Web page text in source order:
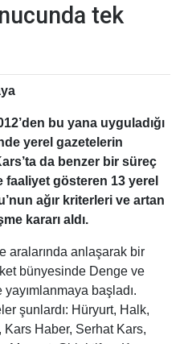
tek
bu yana uyguladığı
yerel gazetelerin
da benzer bir süreç
faaliyet gösteren 13 yerel
ağır kriterleri ve artan
kararı aldı.
aralarında anlaşarak bir
bünyesinde Denge ve
başladı.
şunlardı: Hüryurt, Halk,
Kars Haber, Serhat Kars,